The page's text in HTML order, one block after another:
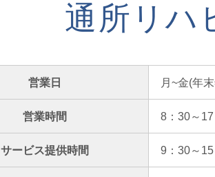
通所リハ
営業日 月~金(年
営業時間 8：30～17
サービス提供時間 9：30～15